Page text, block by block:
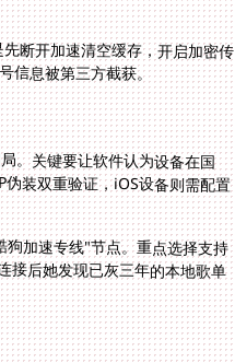
断开加速清空缓存，开启加密传
信息被第三方截获。
。关键要让软件认为设备在国
装双重验证，iOS设备则需配置
加速专线"节点。重点选择支持
接后她发现已灰三年的本地歌单